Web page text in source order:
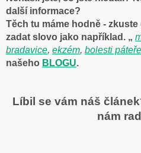
další informace?
Těch tu máme hodně -
zadat slovo jako například. „
bradavice, ekzém, bolesti páteře
našeho BLOGU.
Líbil se vám náš
nám